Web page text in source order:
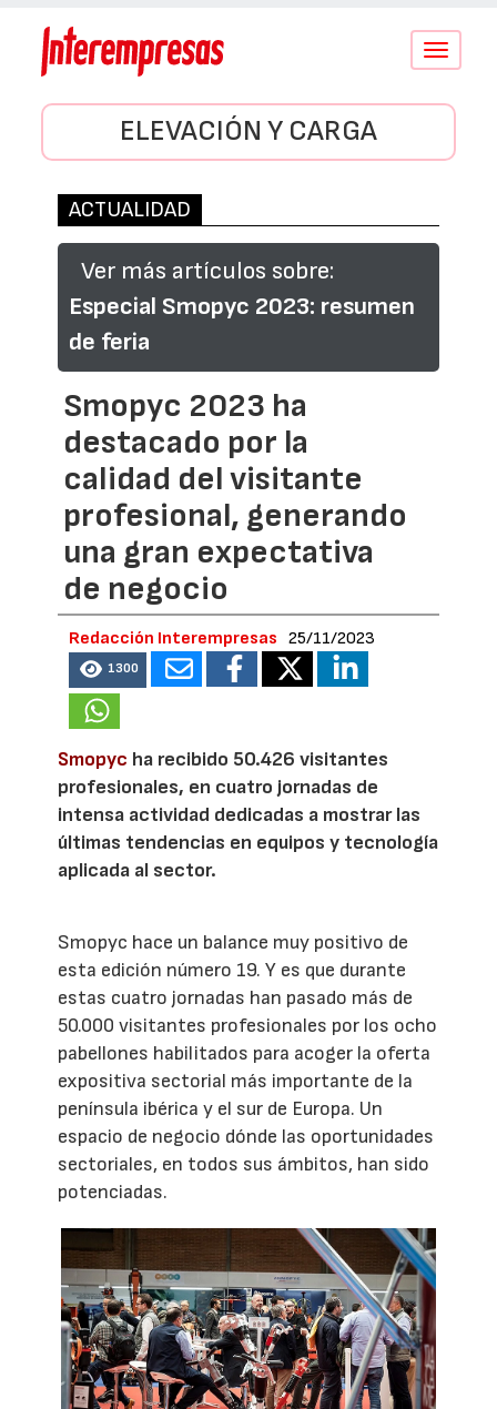
Conmutar
ELEVACIÓN Y CARGA
ACTUALIDAD
Ver más artículos sobre:
Especial Smopyc 2023: resumen
de feria
Smopyc 2023 ha
destacado por la
calidad del visitante
profesional, generando
una gran expectativa
de negocio
Redacción Interempresas 25/11/2023
1300
Smopyc ha recibido 50.426 visitantes
profesionales, en cuatro jornadas de
intensa actividad dedicadas a mostrar las
últimas tendencias en equipos y tecnología
aplicada al sector.
Smopyc hace un balance muy positivo de
esta edición número 19. Y es que durante
estas cuatro jornadas han pasado más de
50.000 visitantes profesionales por los ocho
pabellones habilitados para acoger la oferta
expositiva sectorial más importante de la
península ibérica y el sur de Europa. Un
espacio de negocio dónde las oportunidades
sectoriales, en todos sus ámbitos, han sido
potenciadas.